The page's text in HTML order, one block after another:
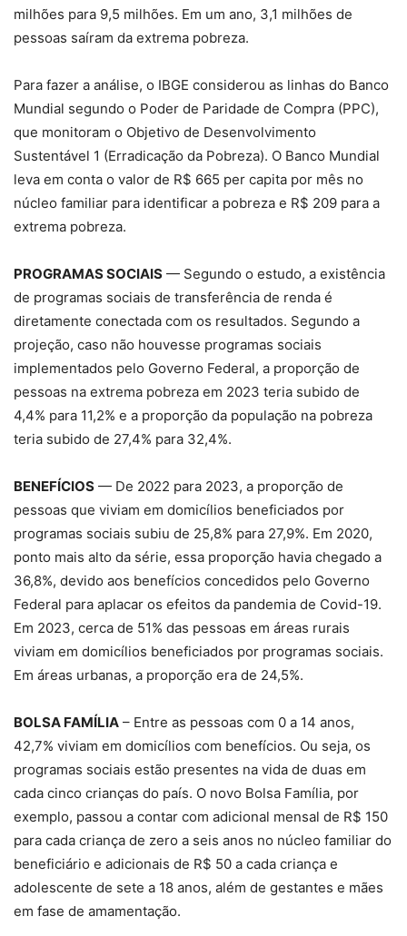
milhões para 9,5 milhões. Em um ano, 3,1 milhões de
pessoas saíram da extrema pobreza.
Para fazer a análise, o IBGE considerou as linhas do Banco
Mundial segundo o Poder de Paridade de Compra (PPC),
que monitoram o Objetivo de Desenvolvimento
Sustentável 1 (Erradicação da Pobreza). O Banco Mundial
leva em conta o valor de R$ 665 per capita por mês no
núcleo familiar para identificar a pobreza e R$ 209 para a
extrema pobreza.
PROGRAMAS SOCIAIS — Segundo o estudo, a existência
de programas sociais de transferência de renda é
diretamente conectada com os resultados. Segundo a
projeção, caso não houvesse programas sociais
implementados pelo Governo Federal, a proporção de
pessoas na extrema pobreza em 2023 teria subido de
4,4% para 11,2% e a proporção da população na pobreza
teria subido de 27,4% para 32,4%.
BENEFÍCIOS — De 2022 para 2023, a proporção de
pessoas que viviam em domicílios beneficiados por
programas sociais subiu de 25,8% para 27,9%. Em 2020,
ponto mais alto da série, essa proporção havia chegado a
36,8%, devido aos benefícios concedidos pelo Governo
Federal para aplacar os efeitos da pandemia de Covid-19.
Em 2023, cerca de 51% das pessoas em áreas rurais
viviam em domicílios beneficiados por programas sociais.
Em áreas urbanas, a proporção era de 24,5%.
BOLSA FAMÍLIA – Entre as pessoas com 0 a 14 anos,
42,7% viviam em domicílios com benefícios. Ou seja, os
programas sociais estão presentes na vida de duas em
cada cinco crianças do país. O novo Bolsa Família, por
exemplo, passou a contar com adicional mensal de R$ 150
para cada criança de zero a seis anos no núcleo familiar do
beneficiário e adicionais de R$ 50 a cada criança e
adolescente de sete a 18 anos, além de gestantes e mães
em fase de amamentação.